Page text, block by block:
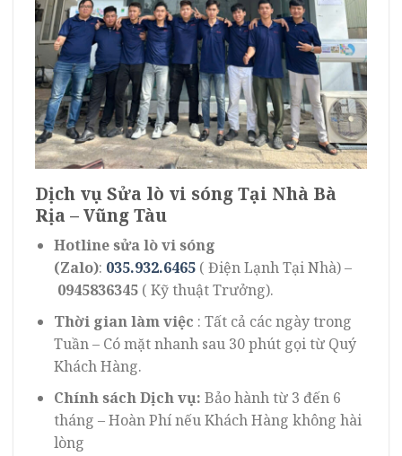
Dịch vụ Sửa lò vi sóng Tại Nhà Bà
Rịa – Vũng Tàu
Hotline sửa lò vi sóng
(Zalo): 035.932.6465 ( Điện Lạnh Tại Nhà) –
0945836345( Kỹ thuật Trưởng).
Thời gian làm việc : Tất cả các ngày trong
Tuần – Có mặt nhanh sau 30 phút gọi từ Quý
Khách Hàng.
Chính sách Dịch vụ: Bảo hành từ 3 đến 6
tháng – Hoàn Phí nếu Khách Hàng không hài
lòng